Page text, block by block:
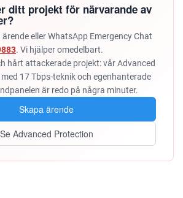
ditt projekt för närvarande av
eller WhatsApp Emergency Chat
. Vi hjälper omedelbart.
hårt attackerade projekt: vår Advanced
17 Tbps-teknik och egenhanterade
är redo på några minuter.
Skapa ärende
Se Advanced Protection